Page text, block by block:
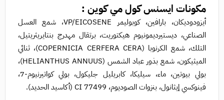
مكونات ايسنس كول مي كوين :
أيزودوديكان، بارافين، كوبوليمر VP/EICOSENE، شمع العسل
الصناعي، ديستيرديمونيوم هيكتوريت، برتقال مهدرج بنتايريثريتيل،
التلك، شمع الكرنوبا (COPERNICIA CERFERA CERA)، ثنائي
الميثيكون، شمع بذور عباد الشمس (HELIANTHUS ANNUUS)،
بولي بيوتين، ماء، سيليكا، كابريليل جليكول، بولي كواتيرنيوم-7،
فينوكسي إيثانول، بنزوات الصوديوم، CI 77499 (أكاسيد الحديد).